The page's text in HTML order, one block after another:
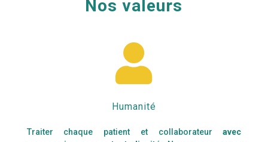
Nos valeurs

Humanité
Traiter chaque patient et collaborateuravec